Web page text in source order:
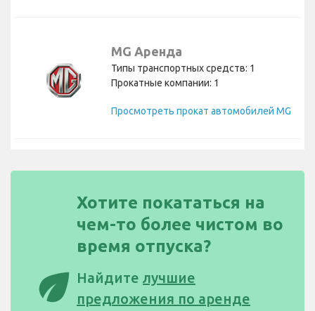
MG Аренда
Типы транспортных средств: 1
Прокатные компании: 1
Просмотреть прокат автомобилей MG
eco
Хотите покататься на
чем-то более чистом во
время отпуска?
Найдите лучшие
предложения по аренде